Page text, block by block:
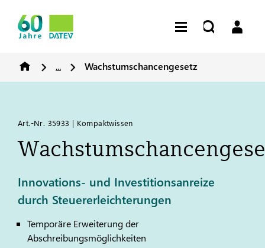
... Wachstumschancengesetz
Art.-Nr. 35933 | Kompaktwissen
Innovations- und Investitionsanreize
durch Steuererleichterungen
Temporäre Erweiterung der
Abschreibungsmöglichkeiten